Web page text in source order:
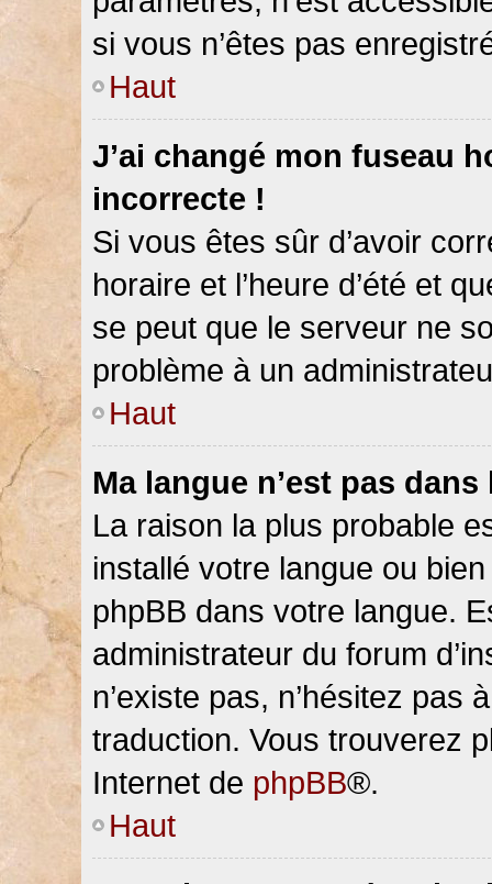
si vous n’êtes pas
Haut
J’ai changé mon fuseau
incorrecte !
Si vous êtes sûr d’avoir
horaire et l’heure d’été et
se peut que le serveur ne
problème à un
Haut
Ma langue n’est pas
La raison la plus probable
installé votre langue ou
phpBB dans votre langue.
administrateur du forum
n’existe pas, n’hésitez pas
traduction. Vous trouverez
Internet de phpBB®.
Haut